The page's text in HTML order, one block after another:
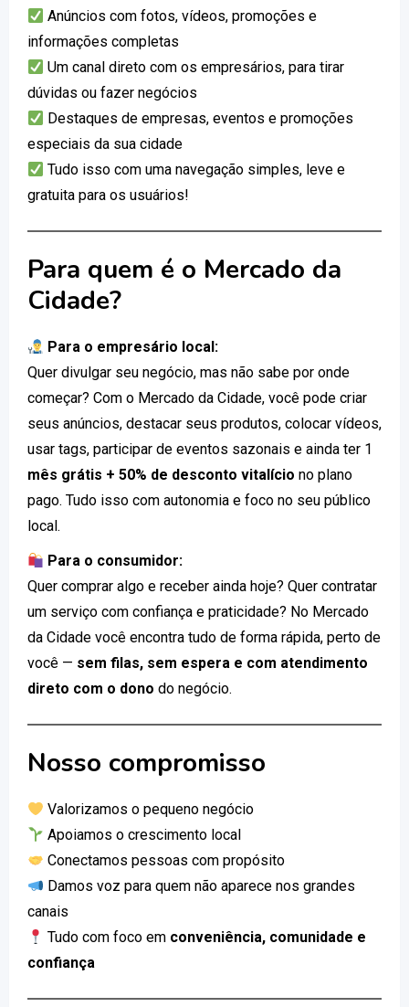
Anúncios com fotos, vídeos, promoções e
informações completas
Um canal direto com os empresários, para tirar
dúvidas ou fazer negócios
Destaques de empresas, eventos e promoções
especiais da sua cidade
Tudo isso com uma navegação simples, leve e
gratuita para os usuários!
Para quem é o Mercado da
Cidade?
Para o empresário local:
Quer divulgar seu negócio, mas não sabe por onde
começar? Com o Mercado da Cidade, você pode criar
seus anúncios, destacar seus produtos, colocar vídeos,
usar tags, participar de eventos sazonais e ainda ter 1
mês grátis + 50% de desconto vitalício no plano
pago. Tudo isso com autonomia e foco no seu público
local.
Para o consumidor:
Quer comprar algo e receber ainda hoje? Quer contratar
um serviço com confiança e praticidade? No Mercado
da Cidade você encontra tudo de forma rápida, perto de
você — sem filas, sem espera e com atendimento
direto com o dono do negócio.
Nosso compromisso
Valorizamos o pequeno negócio
Apoiamos o crescimento local
Conectamos pessoas com propósito
Damos voz para quem não aparece nos grandes
canais
Tudo com foco em conveniência, comunidade e
confiança